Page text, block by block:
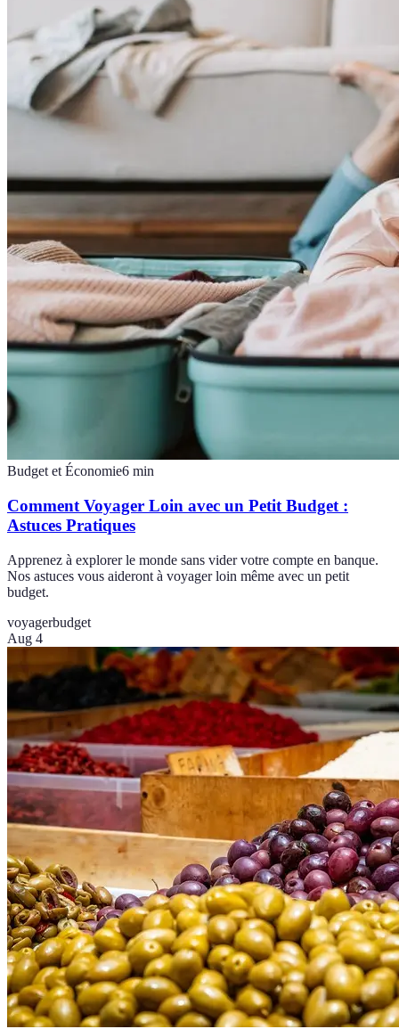
Budget et Économie6 min
Comment Voyager Loin avec un Petit Budget :
Astuces Pratiques
Apprenez à explorer le monde sans vider votre compte en banque.
Nos astuces vous aideront à voyager loin même avec un petit
budget.
voyagerbudget
Aug 4